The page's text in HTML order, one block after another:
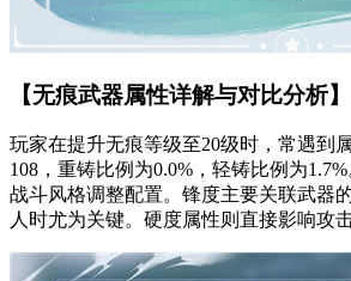
【无痕武器属性详解与对比分析】
玩家在提升无痕等级至20级时，常遇到
108，重铸比例为0.0%，轻铸比例为
战斗风格调整配置。锋度主要关联武器
人时尤为关键。硬度属性则直接影响攻